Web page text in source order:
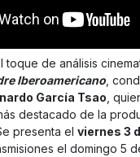
toque de análisis
Iberoamericano ,
García Tsao ,
destacado de la
presenta el viernes 3
el domingo 5